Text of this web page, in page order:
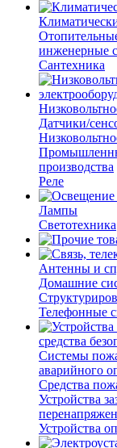
инженерные
Сантехника
Датчики/
производства
Реле
Лампы
Светотехника
Антенны и
Домашние
Телефонные
средства
Системы
аварийного
Средства
Устройства
Устройства